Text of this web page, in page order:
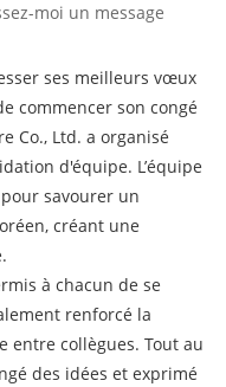
moi un message
ses meilleurs vœux
commencer son congé
Co., Ltd. a organisé
d'équipe. L’équipe
savourer un
créant une
à chacun de se
renforcé la
entre collègues. Tout au
des idées et exprimé